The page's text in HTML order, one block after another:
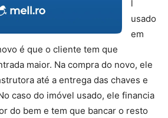
l
usado
em
é que o cliente tem que
maior. Na compra do novo, ele
até a entrega das chaves e
caso do imóvel usado, ele financia
do bem e tem que bancar o resto